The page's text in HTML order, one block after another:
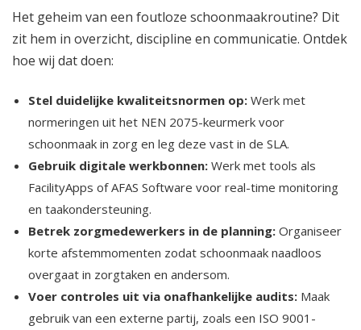
Het geheim van een foutloze schoonmaakroutine? Dit
zit hem in overzicht, discipline en communicatie.​ Ontdek
hoe wij dat doen:
Stel duidelijke kwaliteitsnormen op: Werk met
normeringen uit het NEN 2075-keurmerk voor
schoonmaak in zorg en leg deze vast in de SLA.​
Gebruik digitale werkbonnen: Werk met tools als
FacilityApps of AFAS Software voor real-time monitoring
en taakondersteuning.​
Betrek zorgmedewerkers in de planning: Organiseer
korte afstemmomenten zodat schoonmaak naadloos
overgaat in zorgtaken en andersom.​
Voer controles uit via onafhankelijke audits: Maak
gebruik van een externe partij, zoals een ISO 9001-